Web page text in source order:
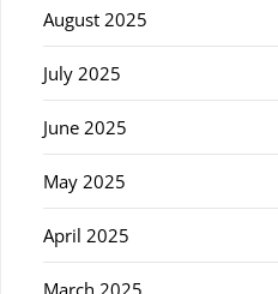
August 2025
July 2025
June 2025
May 2025
April 2025
March 2025